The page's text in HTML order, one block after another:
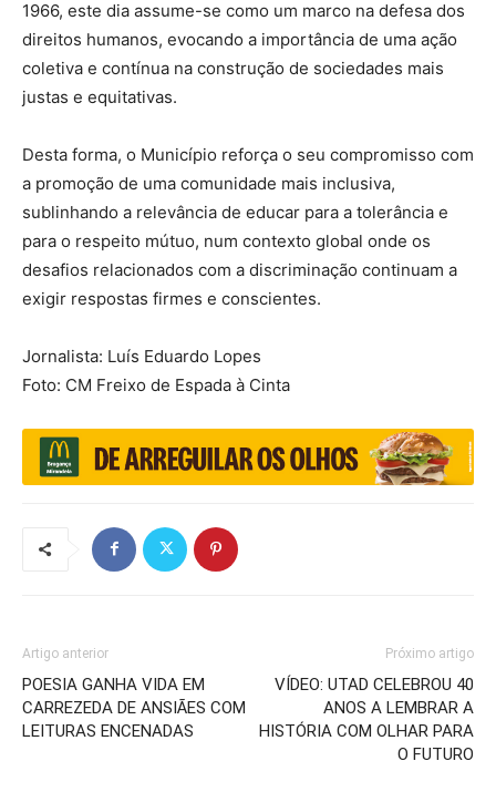
1966, este dia assume-se como um marco na defesa dos
direitos humanos, evocando a importância de uma ação
coletiva e contínua na construção de sociedades mais
justas e equitativas.
Desta forma, o Município reforça o seu compromisso com
a promoção de uma comunidade mais inclusiva,
sublinhando a relevância de educar para a tolerância e
para o respeito mútuo, num contexto global onde os
desafios relacionados com a discriminação continuam a
exigir respostas firmes e conscientes.
Jornalista: Luís Eduardo Lopes
Foto: CM Freixo de Espada à Cinta
Artigo anterior
POESIA GANHA VIDA EM
CARREZEDA DE ANSIÃES COM
LEITURAS ENCENADAS
Próximo artigo
VÍDEO: UTAD CELEBROU 40
ANOS A LEMBRAR A
HISTÓRIA COM OLHAR PARA
O FUTURO